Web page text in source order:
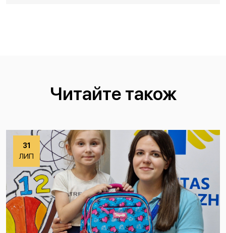
Читайте також
31
ЛИП